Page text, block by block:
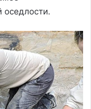
оседлости.